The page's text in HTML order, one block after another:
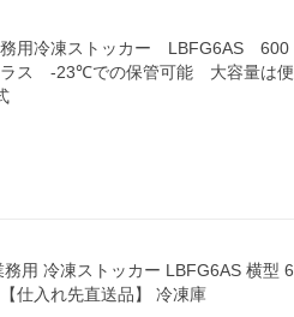
務用冷凍ストッカー LBFG6AS 600
ラス -23℃での保管可能 大容量は便
務用 冷凍ストッカー LBFG6AS 横型 6
仕入れ先直送品】 冷凍庫